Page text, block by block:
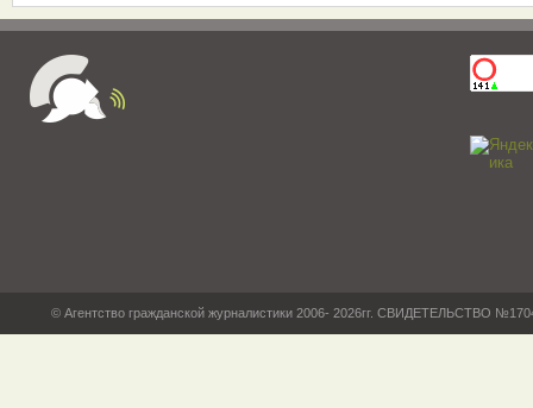
© Агентство гражданской журналистики 2006- 2026гг. СВИДЕТЕЛЬСТВО